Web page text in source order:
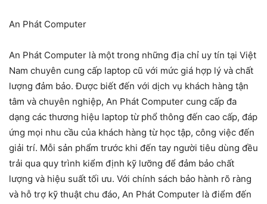
An Phát Computer
An Phát Computer là một trong những địa chỉ uy tín tại Việt
Nam chuyên cung cấp laptop cũ với mức giá hợp lý và chất
lượng đảm bảo. Được biết đến với dịch vụ khách hàng tận
tâm và chuyên nghiệp, An Phát Computer cung cấp đa
dạng các thương hiệu laptop từ phổ thông đến cao cấp, đáp
ứng mọi nhu cầu của khách hàng từ học tập, công việc đến
giải trí. Mỗi sản phẩm trước khi đến tay người tiêu dùng đều
trải qua quy trình kiểm định kỹ lưỡng để đảm bảo chất
lượng và hiệu suất tối ưu. Với chính sách bảo hành rõ ràng
và hỗ trợ kỹ thuật chu đáo, An Phát Computer là điểm đến